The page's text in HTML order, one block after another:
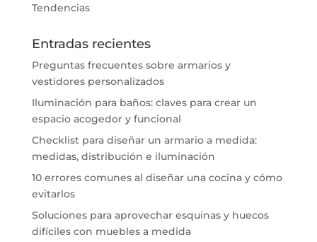
Tendencias
Entradas recientes
Preguntas frecuentes sobre armarios y
vestidores personalizados
Iluminación para baños: claves para crear un
espacio acogedor y funcional
Checklist para diseñar un armario a medida:
medidas, distribución e iluminación
10 errores comunes al diseñar una cocina y cómo
evitarlos
Soluciones para aprovechar esquinas y huecos
difíciles con muebles a medida